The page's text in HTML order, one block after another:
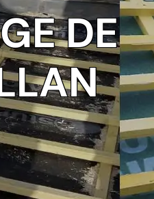
DE